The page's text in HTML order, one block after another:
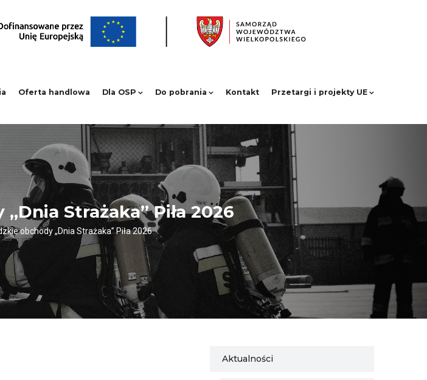
Oferta handlowa Dla OSP Do pobrania Kontakt Przetargi i projekty UE
Strażaka” Piła 2026
obchody „Dnia Strażaka” Piła 2026
Aktualności